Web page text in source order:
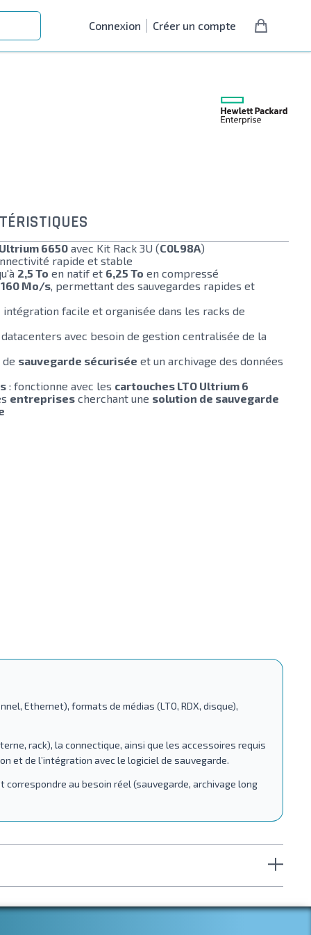
Connexion Créer un compte
6650 avec Kit Rack 3U (C0L98A)
rapide et stable
2,5 To en natif et 6,25 To en compressé
160 Mo/s, permettant des sauvegardes rapides et
intégration facile et organisée dans les racks de
avec besoin de gestion centralisée de la
sauvegarde sécurisée et un archivage des données
: fonctionne avec les cartouches LTO Ultrium 6
entreprises cherchant une solution de sauvegarde
Ethernet), formats de médias (LTO, RDX, disque),
rack), la connectique, ainsi que les accessoires requis
et de l’intégration avec le logiciel de sauvegarde.
au besoin réel (sauvegarde, archivage long